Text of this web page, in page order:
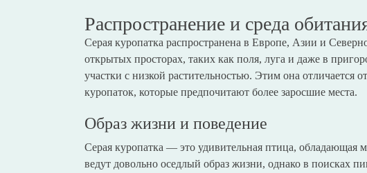
Распространение и среда
Серая куропатка распространена в Европе, Азии и
открытых просторах, таких как поля, луга и даже в
участки с низкой растительностью. Этим она отличается
куропаток, которые предпочитают более заросшие места.
Образ жизни и поведение
Серая куропатка — это удивительная птица,
ведут довольно оседлый образ жизни, однако в поисках